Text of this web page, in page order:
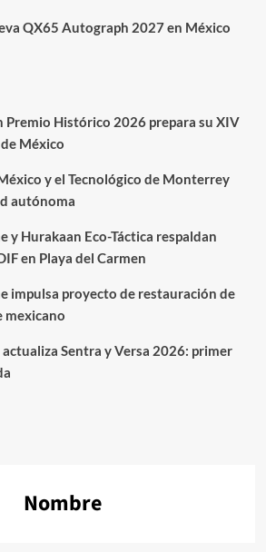
QX65 Autograph 2027 en México
Premio Histórico 2026 prepara su XIV
México
y el Tecnológico de Monterrey
autónoma
y Hurakaan Eco-Táctica respaldan
en Playa del Carmen
impulsa proyecto de restauración de
mexicano
actualiza Sentra y Versa 2026: primer
Nombre